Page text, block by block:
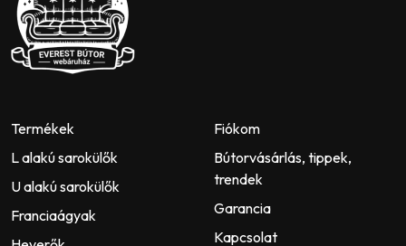
Termékek
L alakú sarokülők
U alakú sarokülők
Franciaágyak
Fiókom
Bútorvásárlás, tippek,
trendek
Garancia
Kapcsolat